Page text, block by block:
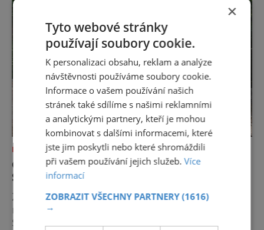
KAM S DĚTMI
OBJEVTE MALINKÝ HRÁDEK VE
SLATIŇANECH
Zatímco Kladruby nad Labem se specializují
na chov starokladrubských běloušů, ve
Slatiňanech najdeme krásné vraníky
×
Tyto webové stránky
používají soubory cookie.
K personalizaci obsahu, reklam a analýze
návštěvnosti používáme soubory cookie.
Informace o vašem používání našich
stránek také sdílíme s našimi reklamními
a analytickými partnery, kteří je mohou
kombinovat s dalšími informacemi, které
jste jim poskytli nebo které shromáždili
při vašem používání jejich služeb.Více
informací
ZOBRAZIT VŠECHNY PARTNERY(1616)
→